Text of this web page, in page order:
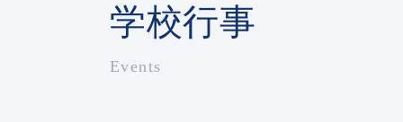
学校行事
Events